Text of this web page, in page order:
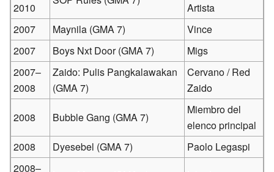
2010
Artista
2007
Maynila (GMA 7)
Vince
2007
Boys Nxt Door (GMA 7)
Migs
2007–
2008
Zaido: Pulis Pangkalawakan
(GMA 7)
Cervano / Red
Zaido
2008 Bubble Gang (GMA 7)
Miembro del
elenco principal
2008
Dyesebel (GMA 7)
Paolo Legaspi
2008–